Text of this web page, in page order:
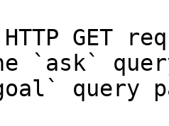
GET
`ask`
query